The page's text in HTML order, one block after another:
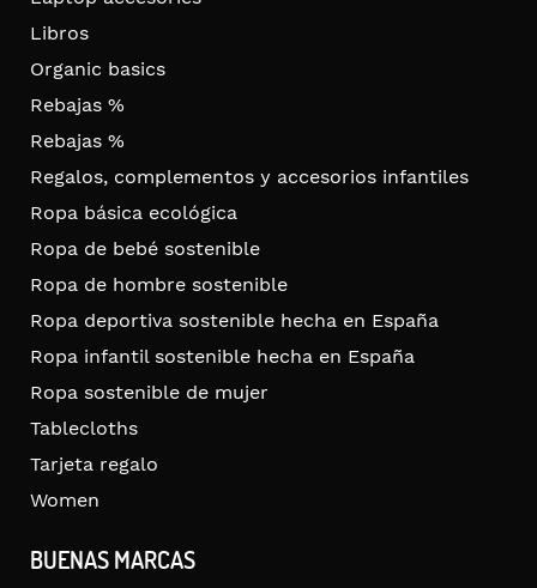
Libros
Organic basics
Rebajas %
Rebajas %
Regalos, complementos y accesorios infantiles
Ropa básica ecológica
Ropa de bebé sostenible
Ropa de hombre sostenible
Ropa deportiva sostenible hecha en España
Ropa infantil sostenible hecha en España
Ropa sostenible de mujer
Tablecloths
Tarjeta regalo
Women
BUENAS MARCAS